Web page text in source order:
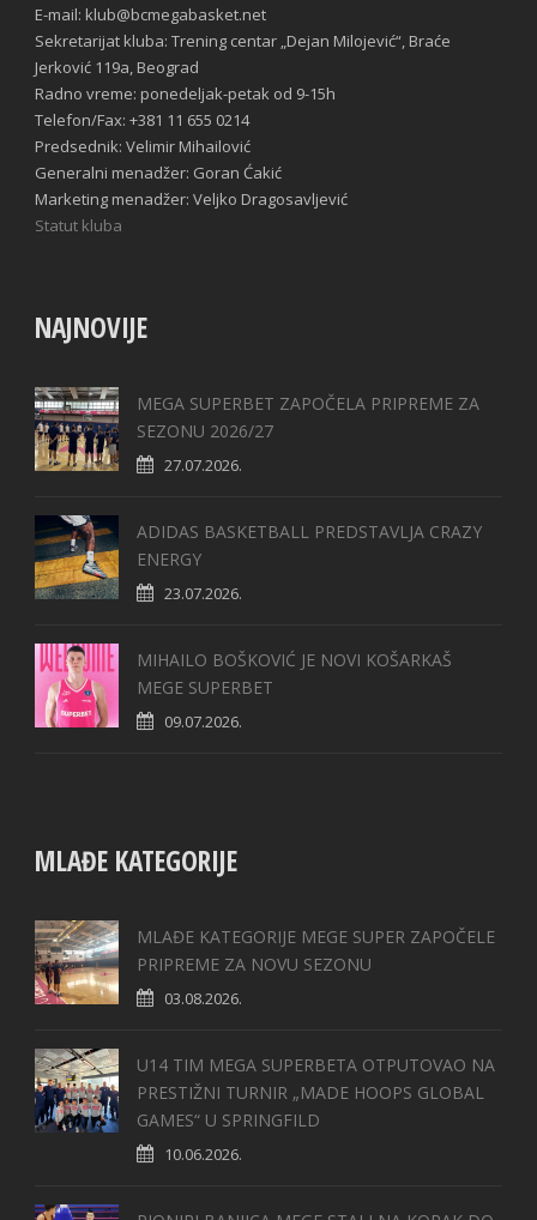
E-mail: klub@bcmegabasket.net
Sekretarijat kluba: Trening centar „Dejan Milojević“, Braće
Jerković 119a, Beograd
Radno vreme: ponedeljak-petak od 9-15h
Telefon/Fax: +381 11 655 0214
Predsednik: Velimir Mihailović
Generalni menadžer: Goran Ćakić
Marketing menadžer: Veljko Dragosavljević
Statut kluba
NAJNOVIJE
MEGA SUPERBET ZAPOČELA PRIPREME ZA
SEZONU 2026/27
27.07.2026.
ADIDAS BASKETBALL PREDSTAVLJA CRAZY
ENERGY
23.07.2026.
MIHAILO BOŠKOVIĆ JE NOVI KOŠARKAŠ
MEGE SUPERBET
09.07.2026.
MLAĐE KATEGORIJE
MLAĐE KATEGORIJE MEGE SUPER ZAPOČELE
PRIPREME ZA NOVU SEZONU
03.08.2026.
U14 TIM MEGA SUPERBETA OTPUTOVAO NA
PRESTIŽNI TURNIR „MADE HOOPS GLOBAL
GAMES“ U SPRINGFILD
10.06.2026.